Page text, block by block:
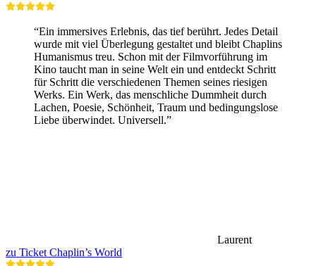
“Ein immersives Erlebnis, das tief berührt. Jedes Detail
wurde mit viel Überlegung gestaltet und bleibt Chaplins
Humanismus treu. Schon mit der Filmvorführung im
Kino taucht man in seine Welt ein und entdeckt Schritt
für Schritt die verschiedenen Themen seines riesigen
Werks. Ein Werk, das menschliche Dummheit durch
Lachen, Poesie, Schönheit, Traum und bedingungslose
Liebe überwindet. Universell.”
Laurent
zu Ticket Chaplin’s World